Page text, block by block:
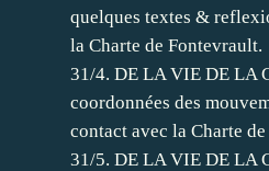
quelques textes &
la Charte de Fontevrault.
31/4. DE LA VIE DE LA
coordonnées des
contact avec la Charte
31/5. DE LA VIE DE LA